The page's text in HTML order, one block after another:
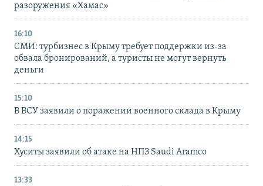
разоружения «Хамас»
16:10
СМИ: турбизнес в Крыму требует поддержки из-за
обвала бронирований, а туристы не могут вернуть
деньги
15:10
В ВСУ заявили о поражении военного склада в Крыму
14:15
Хуситы заявили об атаке на НПЗ Saudi Aramco
13:33